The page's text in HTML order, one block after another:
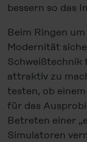
bessern so das
Beim Ringen
Modernität
Schweißtechnik
attraktiv zu
testen, ob
für das
Betreten einer
Simulatoren